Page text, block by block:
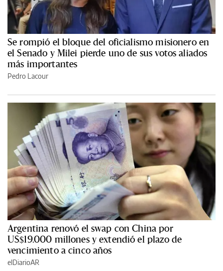
Se rompió el bloque del oficialismo misionero en
el Senado y Milei pierde uno de sus votos aliados
más importantes
Pedro Lacour
Argentina renovó el swap con China por
US$19.000 millones y extendió el plazo de
vencimiento a cinco años
elDiarioAR